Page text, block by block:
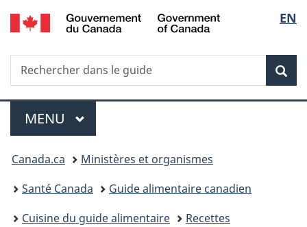
Passer
au
Passer
à
du
Passer
à
simplifiée
de
la
EN
Recherche
Rechercher
dans
Menu
MENU PRINCIPAL
Vous
êtes
ici :
Canada.ca
Ministères et organismes
Santé Canada
Guide alimentaire canadien
Cuisine du guide alimentaire
Recettes